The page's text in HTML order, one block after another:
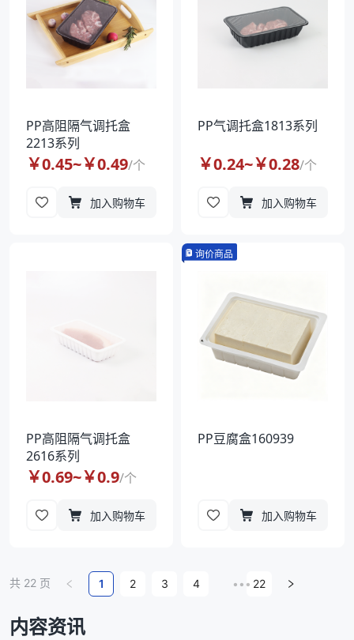
PP高阻隔气调托盒
2213系列
￥0.45~￥0.49/个
加入购物车
PP气调托盒1813系列
￥0.24~￥0.28/个
加入购物车
PP高阻隔气调托盒
2616系列
￥0.69~￥0.9/个
加入购物车
询价商品
PP豆腐盒160939
加入购物车
共 22 页 1 2 3 4 ••• 22
内容资讯